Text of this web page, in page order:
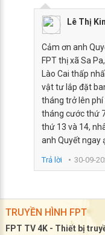
Lê Thị
Cảm ơn anh
FPT thị xã Sa
Lào Cai thấp
vật tư lắp đặt
tháng trở lên
tháng cước thứ
thứ 13 và 14,
anh Quyết ngay
Trả lời 30-09-
TRUYỀN HÌNH FPT
FPT TV 4K - Thiết bị